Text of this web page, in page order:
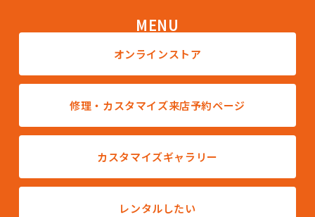
MENU
オンラインストア
修理・カスタマイズ来店予約ページ
カスタマイズギャラリー
レンタルしたい